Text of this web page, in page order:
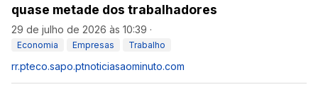
quase metade dos trabalhadores
29 de julho de 2026 às 10:39 ·
Economia Empresas Trabalho
rr.pteco.sapo.ptnoticiasaominuto.com